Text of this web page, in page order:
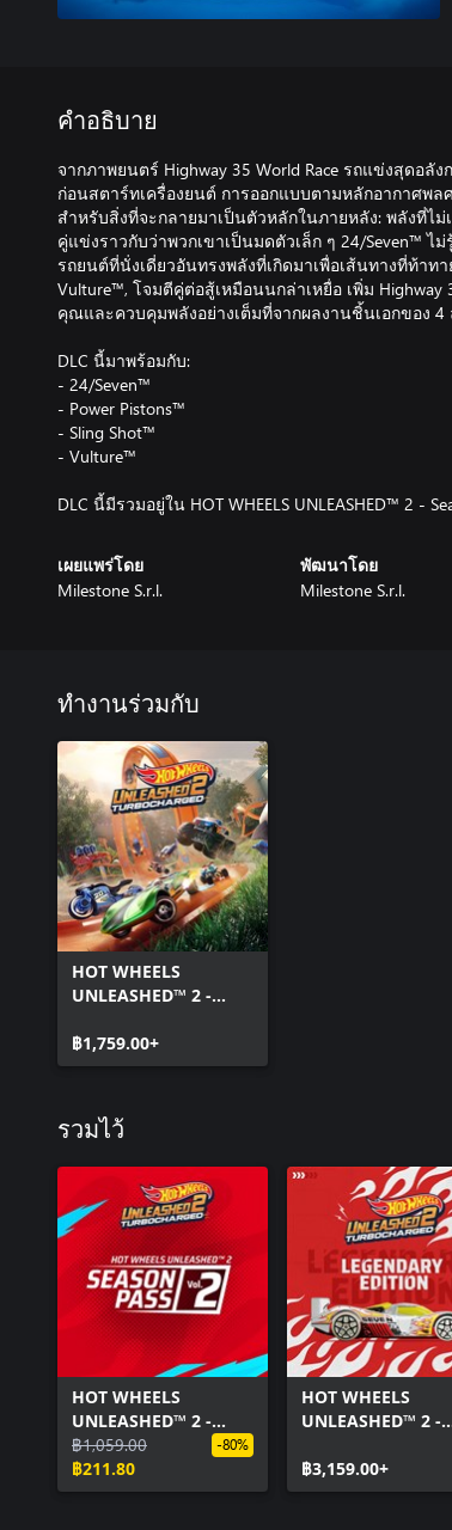
คำอธิบาย
จากภาพยนตร์ Highway 35 World Race รถแข่งสุดอ
ก่อนสตาร์ทเครื่องยนต์ การออกแบบตามหลักอากาศพ
สำหรับสิ่งที่จะกลายมาเป็นตัวหลักในภายหลัง: พลังที่
คู่แข่งราวกับว่าพวกเขาเป็นมดตัวเล็ก ๆ 24/Seven™ ไ
รถยนต์ที่นั่งเดี่ยวอันทรงพลังที่เกิดมาเพื่อเส้นทางที่ท้าท
Vulture™, โจมตีคู่ต่อสู้เหมือนนกล่าเหยื่อ เพิ่ม Highway
คุณและควบคุมพลังอย่างเต็มที่จากผลงานชิ้นเอกของ 4
DLC นี้มาพร้อมกับ:
- 24/Seven™
- Power Pistons™
- Sling Shot™
- Vulture™
DLC นี้มีรวมอยู่ใน HOT WHEELS UNLEASHED™ 2 -
เผยแพร่โดย
Milestone S.r.l.
พัฒนาโดย
Milestone S.r.l.
ทำงานร่วมกับ
HOT WHEELS
UNLEASHED™ 2 -
฿1,759.00+
รวมไว้
HOT WHEELS
UNLEASHED™ 2 -
Season Pass Vol. 2
฿1,059.00
฿211.80
-80%
HOT WHEELS
UNLEASHED™ 2 -
Legendary Edition
฿3,159.00+